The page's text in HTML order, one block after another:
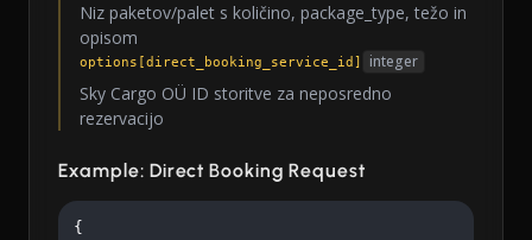
Niz paketov/palet s količino, package_type, težo in
opisom
options[direct_booking_service_id] integer
Sky Cargo OÜ ID storitve za neposredno
rezervacijo
Example: Direct Booking Request
{